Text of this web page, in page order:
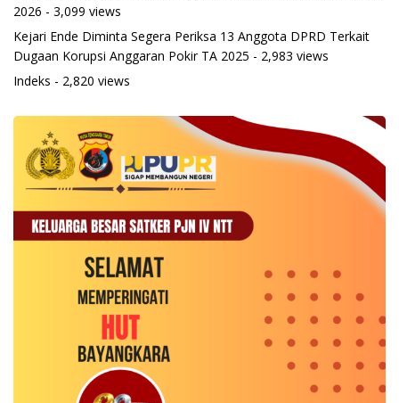
2026 - 3,099 views
Kejari Ende Diminta Segera Periksa 13 Anggota DPRD Terkait
Dugaan Korupsi Anggaran Pokir TA 2025 - 2,983 views
Indeks - 2,820 views